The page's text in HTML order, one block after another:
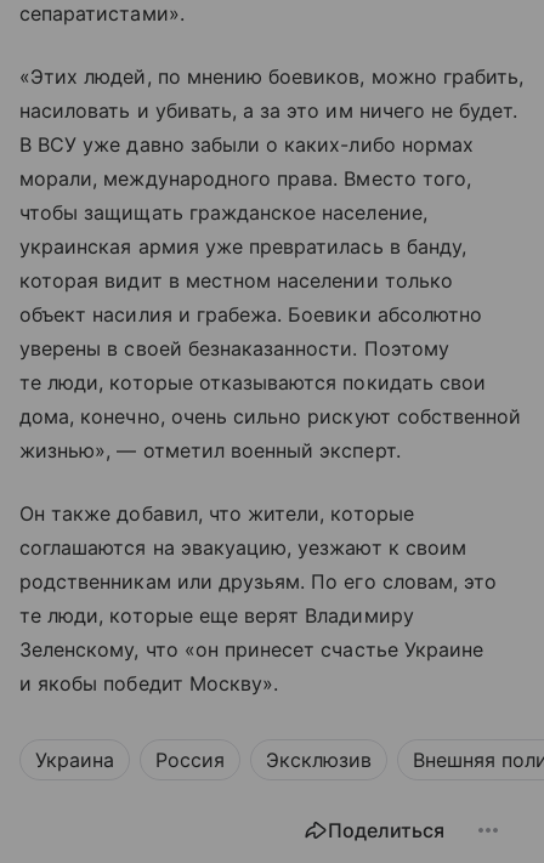
сепаратистами».
«Этих людей, по мнению боевиков, можно грабить,
насиловать и убивать, а за это им ничего не будет.
В ВСУ уже давно забыли о каких-либо нормах
морали, международного права. Вместо того,
чтобы защищать гражданское население,
украинская армия уже превратилась в банду,
которая видит в местном населении только
объект насилия и грабежа. Боевики абсолютно
уверены в своей безнаказанности. Поэтому
те люди, которые отказываются покидать свои
дома, конечно, очень сильно рискуют собственной
жизнью», — отметил военный эксперт.
Он также добавил, что жители, которые
соглашаются на эвакуацию, уезжают к своим
родственникам или друзьям. По его словам, это
те люди, которые еще верят Владимиру
Зеленскому, что «он принесет счастье Украине
и якобы победит Москву».
Украина Россия Эксклюзив Внешняя
Поделиться